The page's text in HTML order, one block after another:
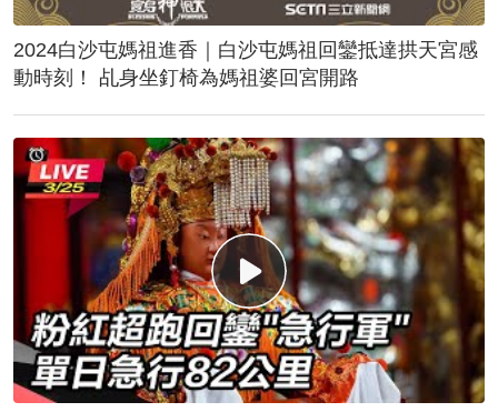
2024白沙屯媽祖進香｜白沙屯媽祖回鑾抵達拱天宮感
動時刻！ 乩身坐釘椅為媽祖婆回宮開路